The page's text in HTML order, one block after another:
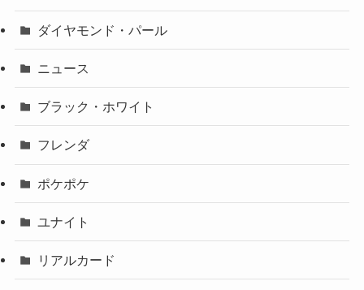
ダイヤモンド・パール
ニュース
ブラック・ホワイト
フレンダ
ポケポケ
ユナイト
リアルカード